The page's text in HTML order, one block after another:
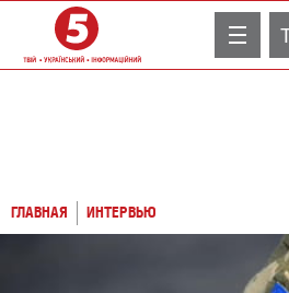
ГЛАВНАЯ ИНТЕРВЬЮ